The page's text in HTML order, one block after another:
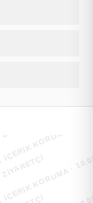
KORUMA
KORUMA